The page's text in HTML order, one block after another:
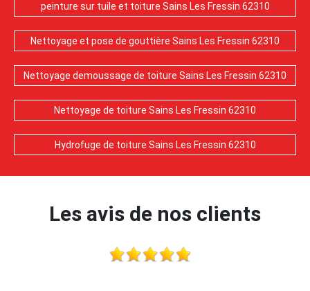
peinture sur tuile et toiture Sains Les Fressin 62310
Nettoyage et pose de gouttière Sains Les Fressin 62310
Nettoyage demoussage de toiture Sains Les Fressin 62310
Nettoyage de toiture Sains Les Fressin 62310
Hydrofuge de toiture Sains Les Fressin 62310
Les avis de nos clients